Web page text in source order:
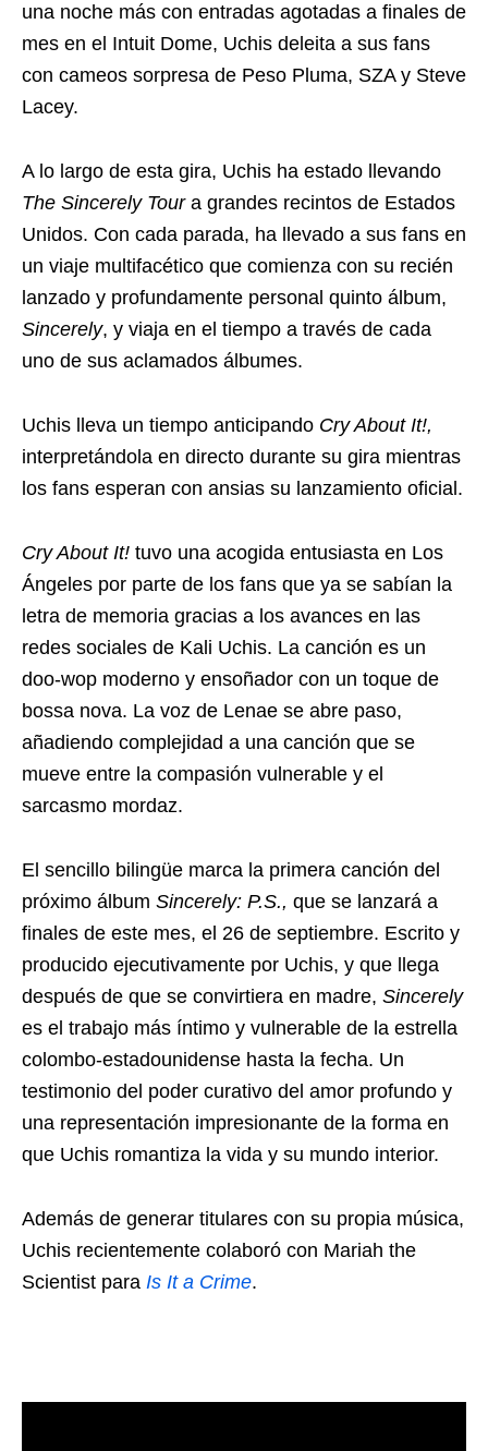
una noche más con entradas agotadas a finales de
mes en el Intuit Dome, Uchis deleita a sus fans
con cameos sorpresa de Peso Pluma, SZA y Steve
Lacey.
A lo largo de esta gira, Uchis ha estado llevando
The Sincerely Tour a grandes recintos de Estados
Unidos. Con cada parada, ha llevado a sus fans en
un viaje multifacético que comienza con su recién
lanzado y profundamente personal quinto álbum,
Sincerely, y viaja en el tiempo a través de cada
uno de sus aclamados álbumes.
Uchis lleva un tiempo anticipando Cry About It!,
interpretándola en directo durante su gira mientras
los fans esperan con ansias su lanzamiento oficial.
Cry About It! tuvo una acogida entusiasta en Los
Ángeles por parte de los fans que ya se sabían la
letra de memoria gracias a los avances en las
redes sociales de Kali Uchis. La canción es un
doo-wop moderno y ensoñador con un toque de
bossa nova. La voz de Lenae se abre paso,
añadiendo complejidad a una canción que se
mueve entre la compasión vulnerable y el
sarcasmo mordaz.
El sencillo bilingüe marca la primera canción del
próximo álbum Sincerely: P.S., que se lanzará a
finales de este mes, el 26 de septiembre. Escrito y
producido ejecutivamente por Uchis, y que llega
después de que se convirtiera en madre, Sincerely
es el trabajo más íntimo y vulnerable de la estrella
colombo-estadounidense hasta la fecha. Un
testimonio del poder curativo del amor profundo y
una representación impresionante de la forma en
que Uchis romantiza la vida y su mundo interior.
Además de generar titulares con su propia música,
Uchis recientemente colaboró ​​con Mariah the
Scientist para Is It a Crime.